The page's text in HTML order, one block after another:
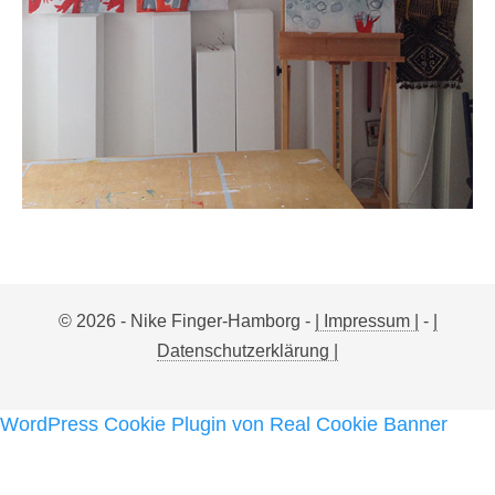
© 2026 - Nike Finger-Hamborg - | Impressum | -
Datenschutzerklärung |
WordPress Cookie Plugin von Real Cookie Banner